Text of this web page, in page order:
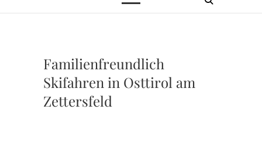
Familienfreundlich
Skifahren in Osttirol am
Zettersfeld